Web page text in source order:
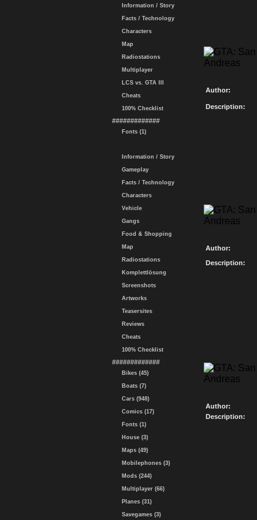
Information / Story
Facts / Technology
Characters
Map
Radiostations
Multiplayer
LCS vs. GTA III
Cheats
100% Checklist
#############
Fonts (1)
Information / Story
Gameplay
Facts / Technology
Characters
Vehicle
Gangs
Food & Shopping
Map
Radiostations
Komplettlösung
Screenshots
Artworks
Teasersites
Reviews
Cheats
100% Checklist
#############
Bikes (45)
Boats (7)
Cars (948)
Comics (17)
Fonts (1)
House (3)
Maps (49)
Mobilephones (3)
Mods (244)
Multiplayer (66)
Planes (31)
Savegames (3)
Author:
Description:
Author:
Description:
Author:
Description: